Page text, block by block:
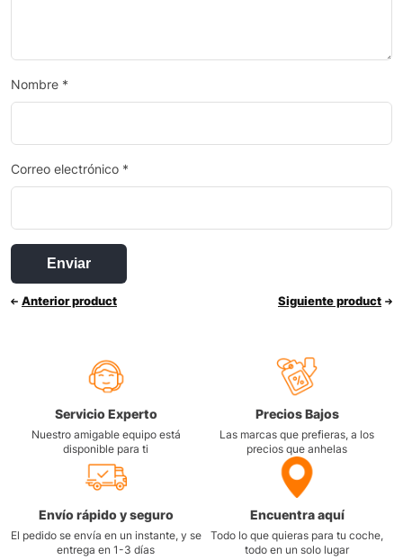
Nombre *
Correo electrónico *
Anterior product Siguiente product
Servicio Experto
Nuestro amigable equipo está
disponible para ti
Precios Bajos
Las marcas que prefieras, a los
precios que anhelas
Envío rápido y seguro
El pedido se envía en un instante, y se
entrega en 1-3 días
Encuentra aquí
Todo lo que quieras para tu coche,
todo en un solo lugar